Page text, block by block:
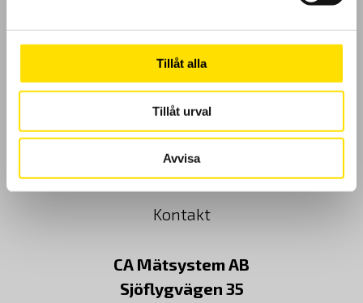
Tillåt alla
Tillåt urval
Avvisa
Klagomål
Kundundersökning
Om Oss
Kontakt
CA Mätsystem AB
Sjöflygvägen 35